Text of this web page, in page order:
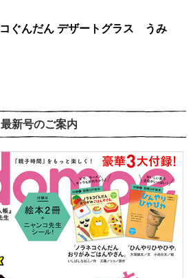
ノラネコぐんだん デザートグラス うみ
最新号のご案内